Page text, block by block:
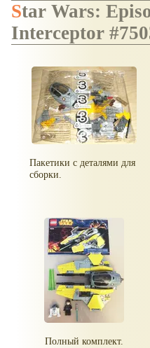
Star Wars: Episode III – Jedi
Interceptor
Пакетики с деталями для
сборки.
Полный комплект.